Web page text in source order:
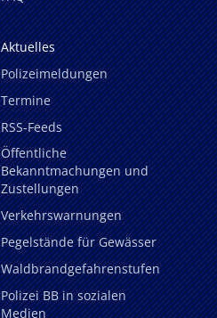
Aktuelles
Polizeimeldungen
Termine
RSS-Feeds
Öffentliche
Bekanntmachungen und
Zustellungen
Verkehrswarnungen
Pegelstände für Gewässer
Waldbrandgefahrenstufen
Polizei BB in sozialen
Medien